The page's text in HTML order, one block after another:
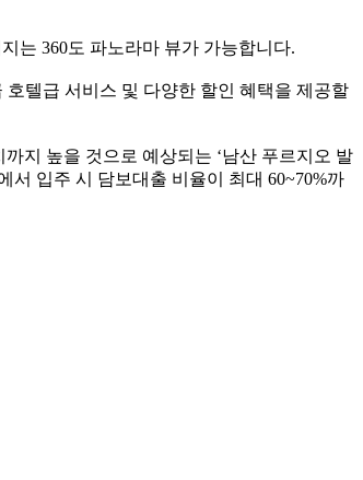
는 360도 파노라마 뷰가 가능합니다.
호텔급 서비스 및 다양한 할인 혜택을 제공할
지 높을 것으로 예상되는 ‘남산 푸르지오 발
서 입주 시 담보대출 비율이 최대 60~70%까